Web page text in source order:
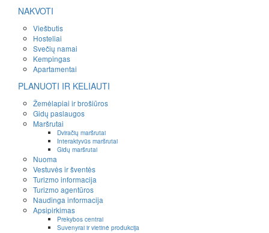
NAKVOTI
Viešbutis
Hosteliai
Svečių namai
Kempingas
Apartamentai
PLANUOTI IR KELIAUTI
Žemėlapiai ir brošiūros
Gidų paslaugos
Maršrutai
Dviračių maršrutai
Interaktyvūs maršrutai
Gidų maršrutai
Nuoma
Vestuvės ir šventės
Turizmo informacija
Turizmo agentūros
Naudinga informacija
Apsipirkimas
Prekybos centrai
Suvenyrai ir vietinė produkcija